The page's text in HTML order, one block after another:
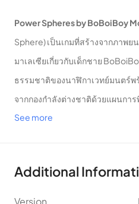
Power Spheres by BoBoiBoy
Sphere) เป็นเกมที่สร้างจากภาพ
มาเลเซียเกี่ยวกับเด็กชาย
ธรรมชาติของนาฬิกาเวทย์มนตร์พ
จากกองกำลังต่างชาติด้วยแผนกา
และความรวดเร็วนอกเหนือจากร
See more
Additional
Version